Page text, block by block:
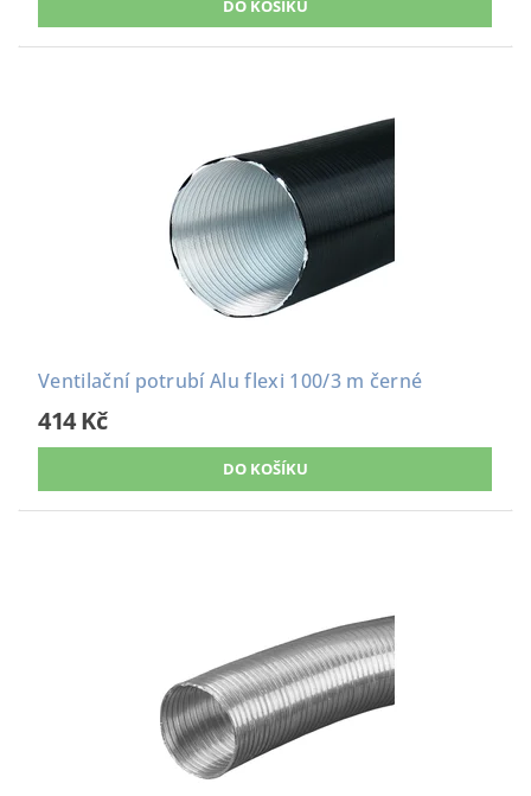
Ventilační potrubí Alu flexi 100/3 m černé
414 Kč